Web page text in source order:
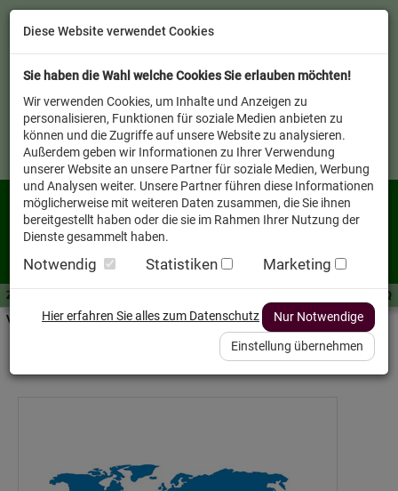
Zutaten A-Z
Service FAQ
Verkäufer vor Ort
Diese Website verwendet Cookies
Sie haben die Wahl welche Cookies Sie erlauben möchten!
Wir verwenden Cookies, um Inhalte und Anzeigen zu
personalisieren, Funktionen für soziale Medien anbieten zu
können und die Zugriffe auf unsere Website zu analysieren.
Außerdem geben wir Informationen zu Ihrer Verwendung
unserer Website an unsere Partner für soziale Medien, Werbung
und Analysen weiter. Unsere Partner führen diese Informationen
möglicherweise mit weiteren Daten zusammen, die Sie ihnen
bereitgestellt haben oder die sie im Rahmen Ihrer Nutzung der
Dienste gesammelt haben.
Notwendig Statistiken Marketing
Hier erfahren Sie alles zum Datenschutz Nur Notwendige
Einstellung übernehmen